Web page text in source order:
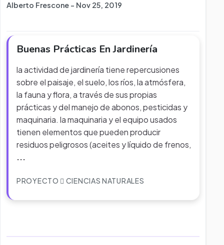
Alberto Frescone - Nov 25, 2019
Buenas Prácticas En Jardinería
la actividad de jardinería tiene repercusiones
sobre el paisaje, el suelo, los ríos, la atmósfera,
la fauna y flora, a través de sus propias
prácticas y del manejo de abonos, pesticidas y
maquinaria. la maquinaria y el equipo usados
tienen elementos que pueden producir
residuos peligrosos (aceites y líquido de frenos,
...
PROYECTO CIENCIAS NATURALES